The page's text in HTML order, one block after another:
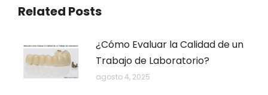
Related Posts
¿Cómo Evaluar la Calidad de un
Trabajo de Laboratorio?
agosto 4, 2025